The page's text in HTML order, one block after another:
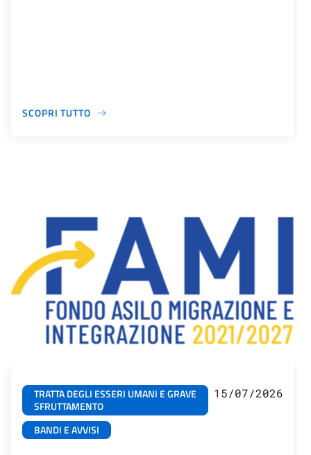
SCOPRI TUTTO
TRATTA DEGLI ESSERI UMANI E GRAVE
SFRUTTAMENTO
BANDI E AVVISI
15/07/2026